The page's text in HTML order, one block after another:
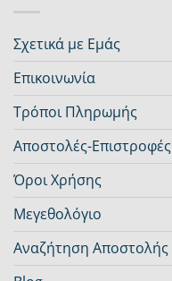
Σχετικά με Εμάς
Επικοινωνία
Τρόποι Πληρωμής
Αποστολές-Επιστροφές
Όροι Χρήσης
Μεγεθολόγιο
Αναζήτηση Αποστολής